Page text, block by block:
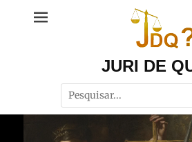
JURI DE
Pesquisar
por: